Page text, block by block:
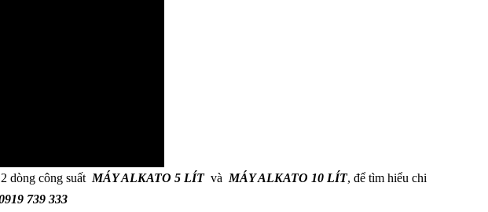
dòng công suất MÁY ALKATO 5 LÍTvà MÁY ALKATO 10 LÍT, để tìm hiểu chi
739 333